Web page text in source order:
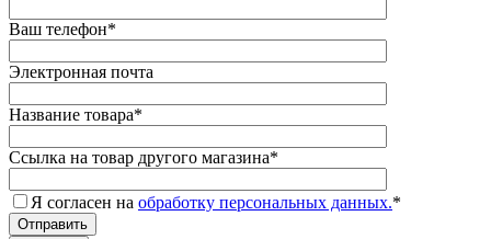
Ваш телефон*
Электронная почта
Название товара*
Ссылка на товар другого магазина*
Я согласен на обработку персональных данных.*